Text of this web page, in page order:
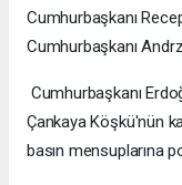
Cumhurbaşkanı
Cumhurbaşkanı
Cumhurbaşkanı
Çankaya Köşkü'nün
basın mensuplarına